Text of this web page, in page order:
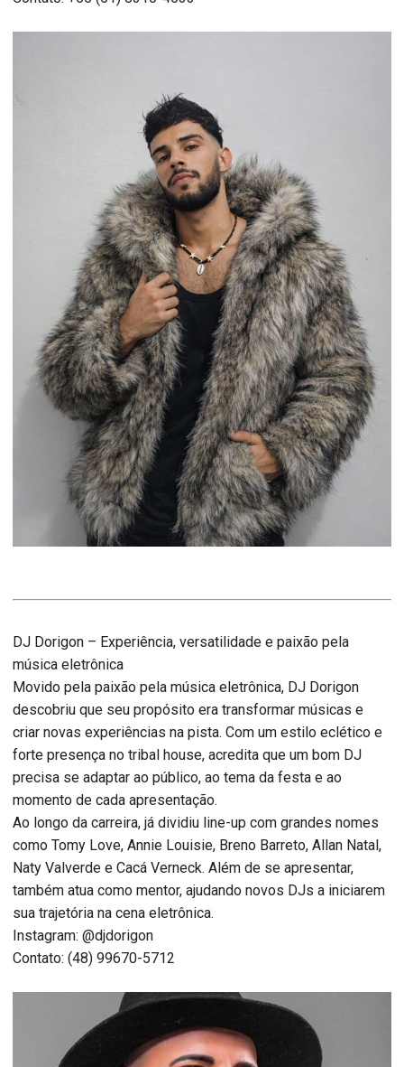
DJ Dorigon – Experiência, versatilidade e paixão pela
música eletrônica
Movido pela paixão pela música eletrônica, DJ Dorigon
descobriu que seu propósito era transformar músicas e
criar novas experiências na pista. Com um estilo eclético e
forte presença no tribal house, acredita que um bom DJ
precisa se adaptar ao público, ao tema da festa e ao
momento de cada apresentação.
Ao longo da carreira, já dividiu line-up com grandes nomes
como Tomy Love, Annie Louisie, Breno Barreto, Allan Natal,
Naty Valverde e Cacá Verneck. Além de se apresentar,
também atua como mentor, ajudando novos DJs a iniciarem
sua trajetória na cena eletrônica.
Instagram: @djdorigon
Contato: (48) 99670-5712